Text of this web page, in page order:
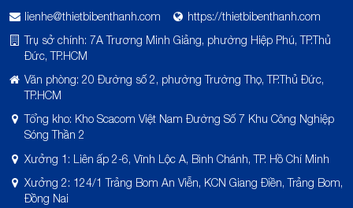
lienhe@thietbibenthanh.com
https://thietbibenthanh.com
Trụ sở chính: 7A Trương Minh Giảng, phường Hiệp Phú, TP.Thủ
Đức, TP.HCM
Văn phòng: 20 Đường số 2, phường Trường Thọ, TP.Thủ Đức,
TP.HCM
Tổng kho: Kho Scacom Việt Nam Đường Số 7 Khu Công Nghiệp
Sóng Thần 2
Xưởng 1: Liên ấp 2-6, Vĩnh Lộc A, Bình Chánh, TP. Hồ Chí Minh
Xưởng 2: 124/1 Trảng Bom An Viễn, KCN Giang Điền, Trảng Bom,
Đồng Nai